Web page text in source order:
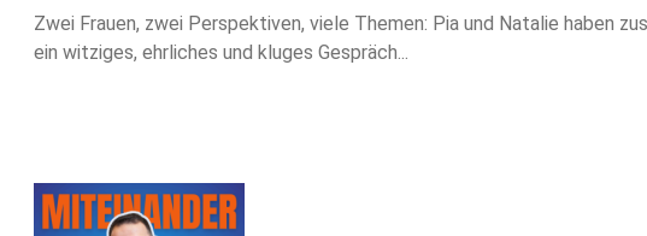
Zwei Frauen, zwei Perspektiven, viele Themen: Pia und Natalie haben
ein witziges, ehrliches und kluges Gespräch...